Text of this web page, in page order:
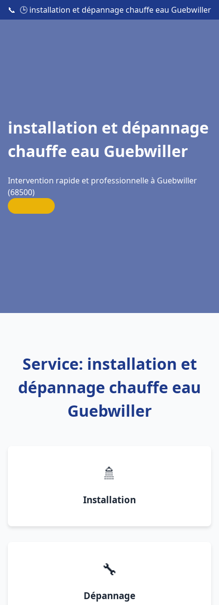
📞 🕒 installation et dépannage chauffe eau Guebwiller
installation et dépannage
chauffe eau Guebwiller
Intervention rapide et professionnelle à Guebwiller
(68500)
Service: installation et
dépannage chauffe eau
Guebwiller
🚿
Installation
🔧
Dépannage